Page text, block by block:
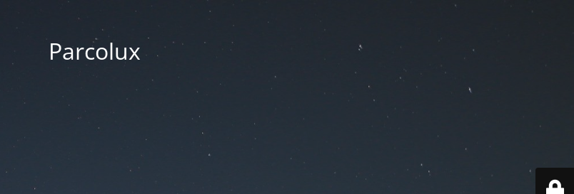
Parcolux